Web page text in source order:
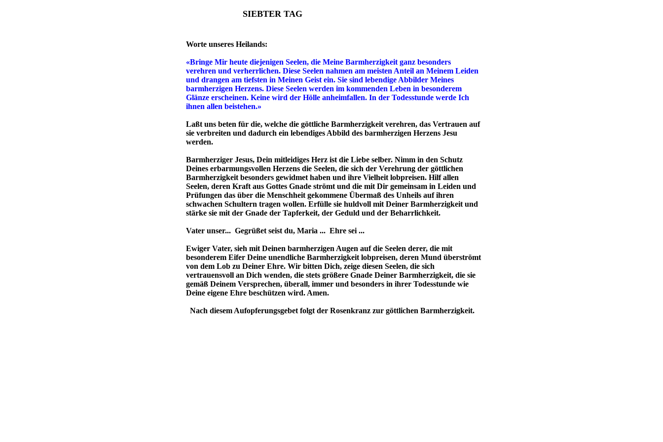
SIEBTER TAG
Worte unseres Heilands:
«Bringe Mir heute diejenigen Seelen, die Meine Barmherzigkeit ganz besonders
verehren und verherrlichen. Diese Seelen nahmen am meisten Anteil an Meinem Leiden
und drangen am tiefsten in Meinen Geist ein. Sie sind lebendige Abbilder Meines
barmherzigen Herzens. Diese Seelen werden im kommenden Leben in besonderem
Glänze erscheinen. Keine wird der Hölle anheimfallen. In der Todesstunde werde Ich
ihnen allen beistehen.»
Laßt uns beten für die, welche die göttliche Barmherzigkeit verehren, das Vertrauen auf
sie verbreiten und dadurch ein lebendiges Abbild des barmherzigen Herzens Jesu
werden.
Barmherziger Jesus, Dein mitleidiges Herz ist die Liebe selber. Nimm in den Schutz
Deines erbarmungsvollen Herzens die Seelen, die sich der Verehrung der göttlichen
Barmherzigkeit besonders gewidmet haben und ihre Vielheit lobpreisen. Hilf allen
Seelen, deren Kraft aus Gottes Gnade strömt und die mit Dir gemeinsam in Leiden und
Prüfungen das über die Menschheit gekommene Übermaß des Unheils auf ihren
schwachen Schultern tragen wollen. Erfülle sie huldvoll mit Deiner Barmherzigkeit und
stärke sie mit der Gnade der Tapferkeit, der Geduld und der Beharrlichkeit.
Vater unser... Gegrüßet seist du, Maria ... Ehre sei ...
Ewiger Vater, sieh mit Deinen barmherzigen Augen auf die Seelen derer, die mit
besonderem Eifer Deine unendliche Barmherzigkeit lobpreisen, deren Mund überströmt
von dem Lob zu Deiner Ehre. Wir bitten Dich, zeige diesen Seelen, die sich
vertrauensvoll an Dich wenden, die stets größere Gnade Deiner Barmherzigkeit, die sie
gemäß Deinem Versprechen, überall, immer und besonders in ihrer Todesstunde wie
Deine eigene Ehre beschützen wird. Amen.
Nach diesem Aufopferungsgebet folgt der Rosenkranz zur göttlichen Barmherzigkeit.